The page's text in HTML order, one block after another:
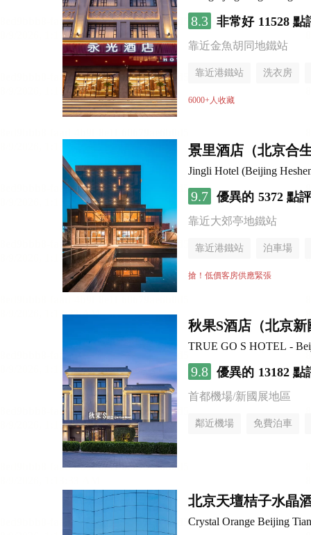
8.3 非常好 11528 點
靠近金魚胡同地鐵站
靠近港鐵站 洗衣房
6000+人收藏
景里酒店（北京合
Jingli Hotel (Beijing
9.7 優異的 5372 點評
靠近大郊亭地鐵站
靠近港鐵站 泊車場
無煙樓層
搶！低價客房供應緊張
秋果S酒店（北京
TRUE GO S HOTEL -
9.8 優異的 13182 點
首都機場/新國展地區
鄰近機場 免費泊車
北京天壇桔子水晶
Crystal Orange Beijing